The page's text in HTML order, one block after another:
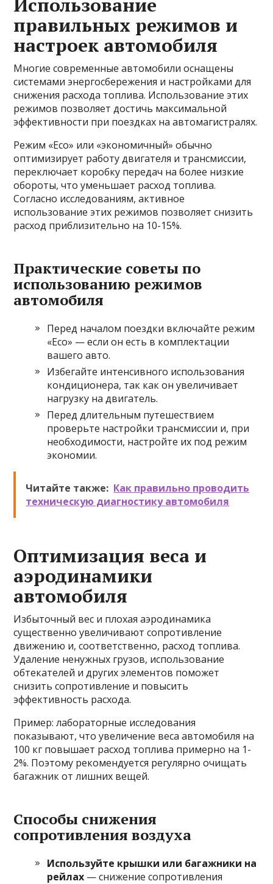
Использование
правильных режимов и
настроек автомобиля
Многие современные автомобили оснащены
системами энергосбережения и настройками для
снижения расхода топлива. Использование этих
режимов позволяет достичь максимальной
эффективности при поездках на автомагистралях.
Режим «Eco» или «экономичный» обычно
оптимизирует работу двигателя и трансмиссии,
переключает коробку передач на более низкие
обороты, что уменьшает расход топлива.
Согласно исследованиям, активное
использование этих режимов позволяет снизить
расход приблизительно на 10-15%.
Практические советы по
использованию режимов
автомобиля
Перед началом поездки включайте режим
«Eco» — если он есть в комплектации
вашего авто.
Избегайте интенсивного использования
кондиционера, так как он увеличивает
нагрузку на двигатель.
Перед длительным путешествием
проверьте настройки трансмиссии и, при
необходимости, настройте их под режим
экономии.
Читайте также: Как правильно проводить
техническую диагностику автомобиля
Оптимизация веса и
аэродинамики
автомобиля
Избыточный вес и плохая аэродинамика
существенно увеличивают сопротивление
движению и, соответственно, расход топлива.
Удаление ненужных грузов, использование
обтекателей и других элементов поможет
снизить сопротивление и повысить
эффективность расхода.
Пример: лабораторные исследования
показывают, что увеличение веса автомобиля на
100 кг повышает расход топлива примерно на 1-
2%. Поэтому рекомендуется регулярно очищать
багажник от лишних вещей.
Способы снижения
сопротивления воздуха
Используйте крышки или багажники на
рейлах — снижение сопротивления